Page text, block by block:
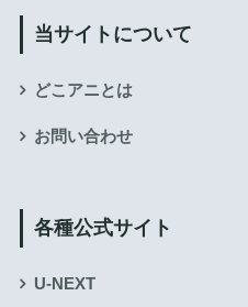
当サイトについて
どこアニとは
お問い合わせ
各種公式サイト
U-NEXT